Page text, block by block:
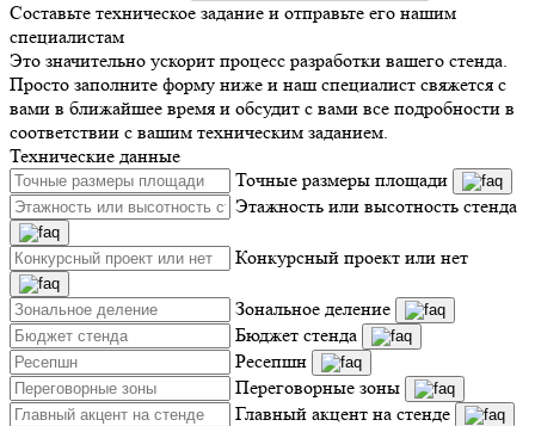
Составьте техническое задание и отправьте его нашим
специалистам
Это значительно ускорит процесс разработки вашего стенда.
Просто заполните форму ниже и наш специалист свяжется с
вами в ближайшее время и обсудит с вами все подробности в
соответствии с вашим техническим заданием.
Технические данные
Точные размеры площади
Этажность или высотность стенда
Конкурсный проект или нет
Зональное деление
Бюджет стенда
Ресепшн
Переговорные зоны
Главный акцент на стенде